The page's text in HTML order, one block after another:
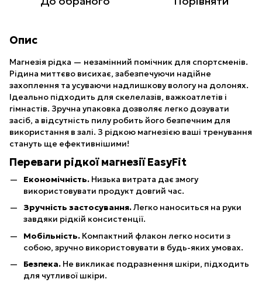
Опис
Магнезія рідка — незамінний помічник для спортсменів.
Рідина миттєво висихає, забезпечуючи надійне
захоплення та усуваючи надлишкову вологу на долонях.
Ідеально підходить для скелелазів, важкоатлетів і
гімнастів. Зручна упаковка дозволяє легко дозувати
засіб, а відсутність пилу робить його безпечним для
використання в залі. З рідкою магнезією ваші тренування
стануть ще ефективнішими!
Переваги рідкої магнезії EasyFit
Економічність. Низька витрата дає змогу
використовувати продукт довгий час.
Зручність застосування.Легко наноситься на руки
завдяки рідкій консистенції.
Мобільність. Компактний флакон легко носити з
собою, зручно використовувати в будь-яких умовах.
Безпека. Не викликає подразнення шкіри, підходить
для чутливої шкіри.